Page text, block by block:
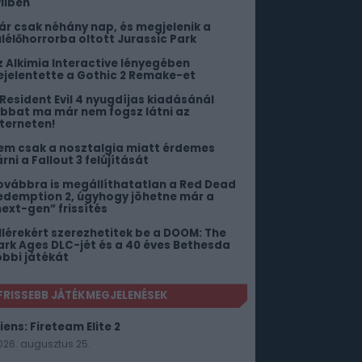
csak néhány nap, és megjelenik a
oltott Jurassic Park
Alkimia Interactive lényegében
a Gothic 2 Remake-et
Evil 4 nyugdíjas kiadásánál
ma már nem fogsz látni az
csak a nosztalgia miatt érdemes
a Fallout 3 felújítását
is megállíthatatlan a Red Dead
2, úgyhogy jöhetne már a
gen” frissítés
szerezhetitek be a DOOM: The
Ages DLC-jét és a 40 éves Bethesda
játékát
JÁTÉKMEGJELENÉSEK
Fireteam Elite 2
augusztus 25.